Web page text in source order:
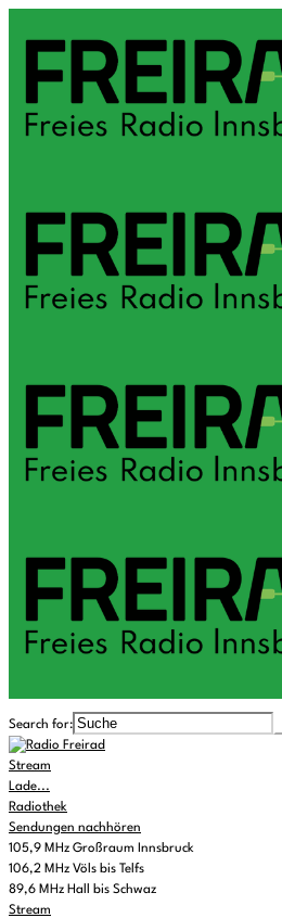
Search for:
Stream
Lade...
Radiothek
Sendungen nachhören
105,9 MHz Großraum Innsbruck
106,2 MHz Völs bis Telfs
89,6 MHz Hall bis Schwaz
Stream